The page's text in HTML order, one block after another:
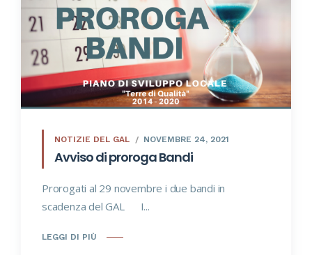
NOTIZIE DEL GAL NOVEMBRE 24, 2021
Avviso di proroga Bandi
Prorogati al 29 novembre i due bandi in
scadenza del GAL I...
LEGGI DI PIÙ